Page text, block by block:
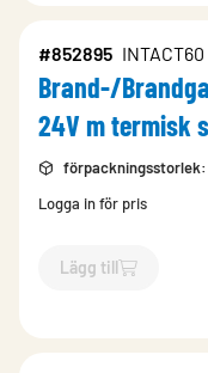
#852895 INTACT60
Brand-/
24V m termisk
förpackningsstorlek:
Logga in för pris
Lägg till
`$Lägg till